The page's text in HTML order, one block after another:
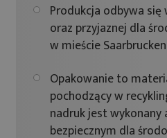
Produkcja odbywa
oraz przyjaznej dla
w mieście
Opakowanie to
pochodzący w
nadruk jest
bezpiecznym dla